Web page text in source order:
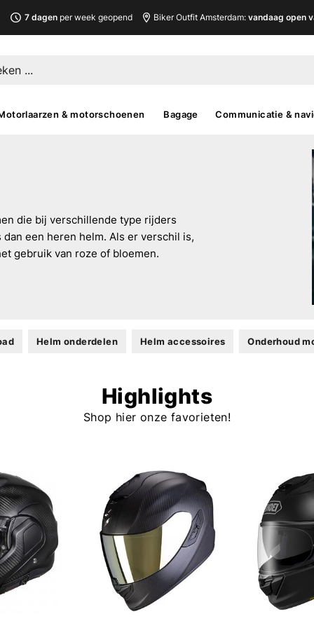
7 dagenper week geopend Biker Outfit Amsterdam: vandaag open
& motorschoenen Bagage Communicatie &
die bij verschillende type rijders
een heren helm. Als er verschil is,
gebruik van roze of bloemen.
Helm onderdelen Helm accessoires Onderhoud
Highlights
Shop hier onze favorieten!